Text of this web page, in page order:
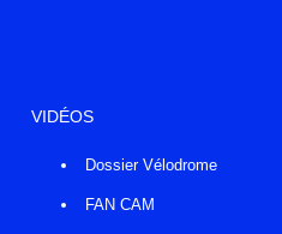
VIDÉOS
Dossier Vélodrome
FAN CAM